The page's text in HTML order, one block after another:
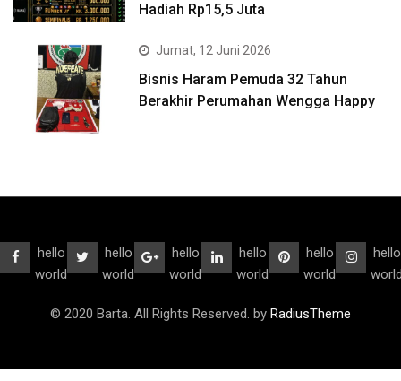
Hadiah Rp15,5 Juta
Jumat, 12 Juni 2026
Bisnis Haram Pemuda 32 Tahun
Berakhir Perumahan Wengga Happy
hello
world
hello
world
hello
world
hello
world
hello
world
hello
© 2020 Barta. All Rights Reserved. by RadiusTheme